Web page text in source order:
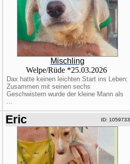
Mischling
Welpe/Rüde *25.03.2026
Dax hatte keinen leichten Start ins Leben:
Zusammen mit seinen sechs
Geschwistern wurde der kleine Mann als
...
Eric ID: 1059733